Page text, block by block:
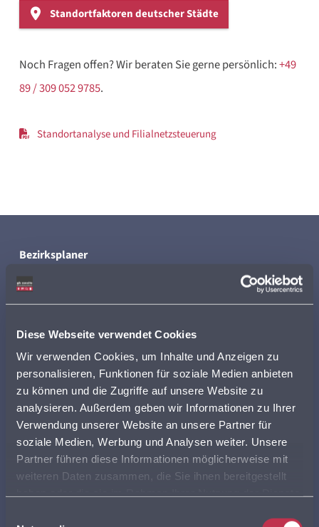
Diese Webseite verwendet Cookies
Wir verwenden Cookies, um Inhalte und Anzeigen zu
personalisieren, Funktionen für soziale Medien anbieten
zu können und die Zugriffe auf unsere Website zu
analysieren. Außerdem geben wir Informationen zu Ihrer
Verwendung unserer Website an unsere Partner für
soziale Medien, Werbung und Analysen weiter. Unsere
Partner führen diese Informationen möglicherweise mit
weiteren Daten zusammen, die Sie ihnen bereitgestellt
Standortfaktoren deutscher Städte
Noch Fragen offen? Wir beraten Sie gerne persönlich:+49
89 / 309 052 9785.
Standortanalyse und Filialnetzsteuerung
Bezirksplaner
Außendienst optimieren
Gebietsplanung. Bessere Vertriebsgebiete auf Basis von
Kundenanzahl
mehr erfahren
Online Standortcheck
Diekostengünstigeundprofessionelle Standortanalyse
als Unterstützung bei Gründung und Expansion für
Franchising, Filialisten und Selbstständige.
mehr erfahren